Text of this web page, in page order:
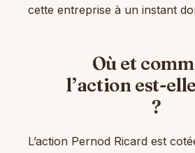
cette entreprise à un instant
Où et
l’action est-
?
L’action Pernod Ricard est